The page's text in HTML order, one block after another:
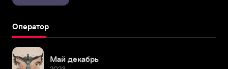
Оператор
Май декабрь